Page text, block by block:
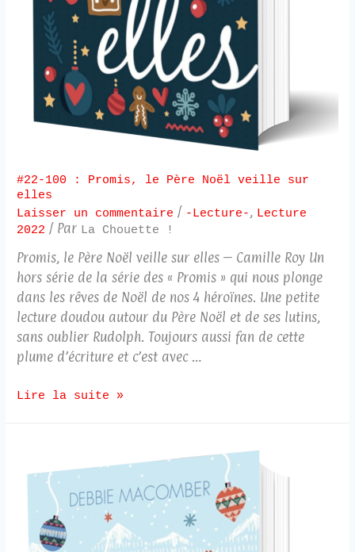
#22-100 : Promis, le Père Noël veille sur
elles
Laisser un commentaire / -Lecture-, Lecture
2022 / Par La Chouette !
Promis, le Père Noël veille sur elles – Camille Roy Un
hors série de la série des « Promis » qui nous plonge
dans les rêves de Noël de nos 4 héroïnes. Une petite
lecture doudou autour du Père Noël et de ses lutins,
sans oublier Rudolph. Toujours aussi fan de cette
plume d’écriture et c’est avec …
Lire la suite »